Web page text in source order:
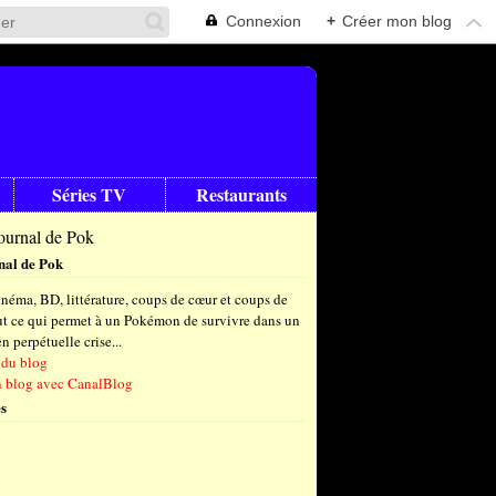
Connexion + Créer mon blog
Séries TV Restaurants
de Pok
BD, littérature, coups de cœur et coups de
ce qui permet à un Pokémon de survivre dans un
perpétuelle crise...
blog
blog avec CanalBlog